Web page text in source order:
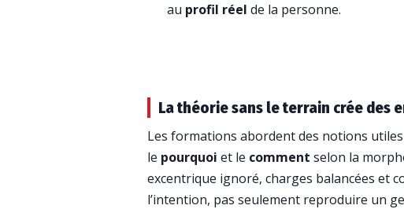
au profil réel de la personne.
La théorie sans le terrain crée des
Les formations abordent des notions
le pourquoi et le comment selon la
excentrique ignoré, charges balancées et
l’intention, pas seulement reproduire un